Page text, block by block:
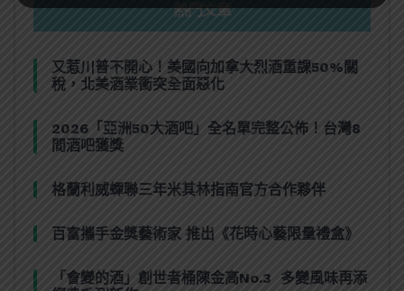
熱門文章
又惹川普不開心！美國向加拿大烈酒重課50%關
稅，北美酒業衝突全面惡化
2026「亞洲50大酒吧」全名單完整公佈！台灣8
間酒吧獲獎
格蘭利威蟬聯三年米其林指南官方合作夥伴
百富攜手金獎藝術家 推出《花時心藝限量禮盒》
「會變的酒」創世者桶陳金高No.3 多變風味再添